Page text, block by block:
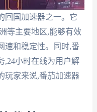
回国加速器之一。它
等主要地区,能够有效
速和稳定性。同时,番
,24小时在线为用户解
玩家来说,番茄加速器